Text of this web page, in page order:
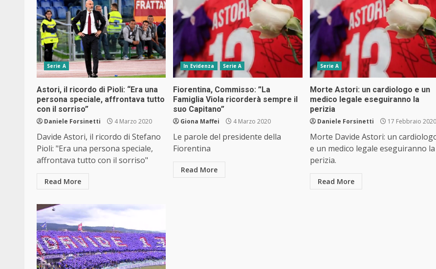
Serie A
Astori, il ricordo di Pioli: “Era una
persona speciale, affrontava tutto
con il sorriso”
Daniele Forsinetti 4 Marzo 2020
Davide Astori, il ricordo di Stefano
Pioli: "Era una persona speciale,
affrontava tutto con il sorriso"
Read More
In Evidenza Serie A
Fiorentina, Commisso: ”La
Famiglia Viola ricorderà sempre il
suo Capitano”
Giona Maffei 4 Marzo 2020
Le parole del presidente della
Fiorentina
Read More
Serie A
Morte Astori: un cardiologo e un
medico legale eseguiranno la
perizia
Daniele Forsinetti 17 Febbraio 2020
Morte Davide Astori: un
e un medico legale eseguiranno la
perizia.
Read More